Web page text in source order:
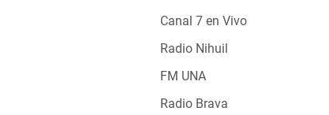
Canal 7 en Vivo
Radio Nihuil
FM UNA
Radio Brava